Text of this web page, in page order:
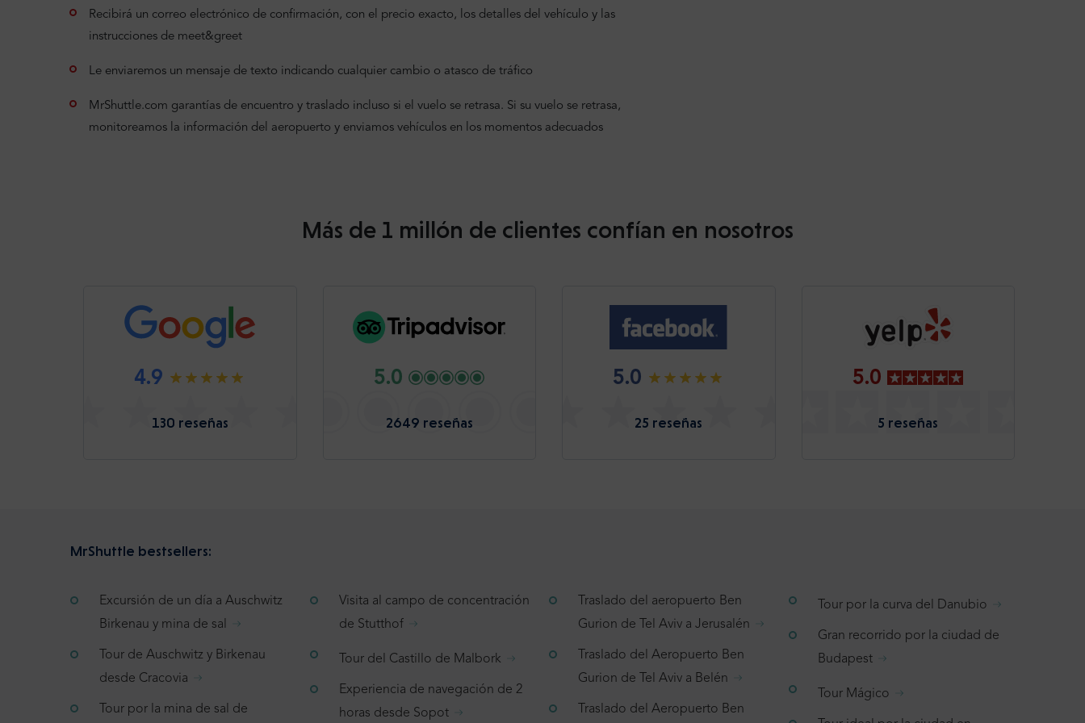
Recibirá un correo electrónico de confirmación, con el precio exacto, los detalles del vehículo y las
instrucciones de meet&greet
Le enviaremos un mensaje de texto indicando cualquier cambio o atasco de tráfico
MrShuttle.com garantías de encuentro y traslado incluso si el vuelo se retrasa. Si su vuelo se retrasa,
monitoreamos la información del aeropuerto y enviamos vehículos en los momentos adecuados
Más de 1 millón de clientes confían en nosotros
4.9
130 reseñas
5.0
2649 reseñas
5.0
25 reseñas
5.0
5 reseñas
MrShuttle bestsellers:
Excursión de un día a Auschwitz
Birkenau y mina de sal
Tour de Auschwitz y Birkenau
desde Cracovia
Tour por la mina de sal de
Visita al campo de concentración
de Stutthof
Tour del Castillo de Malbork
Experiencia de navegación de 2
horas desde Sopot
Traslado del aeropuerto Ben
Gurion de Tel Aviv a Jerusalén
Traslado del Aeropuerto Ben
Gurion de Tel Aviv a Belén
Traslado del Aeropuerto Ben
Tour por la curva del Danubio
Gran recorrido por la ciudad de
Budapest
Tour Mágico